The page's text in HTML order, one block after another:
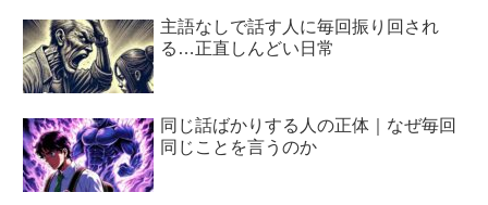
主語なしで話す人に毎回振り回され
る…正直しんどい日常
同じ話ばかりする人の正体｜なぜ毎回
同じことを言うのか